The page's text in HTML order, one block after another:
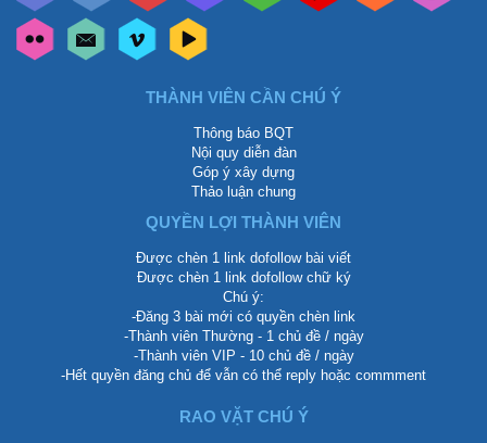
THÀNH VIÊN CẦN CHÚ Ý
Thông báo BQT
Nội quy diễn đàn
Góp ý xây dựng
Thảo luận chung
QUYỀN LỢI THÀNH VIÊN
Được chèn 1 link dofollow bài viết
Được chèn 1 link dofollow chữ ký
Chú ý:
-Đăng 3 bài mới có quyền chèn link
-Thành viên Thường - 1 chủ đề / ngày
-Thành viên VIP - 10 chủ đề / ngày
-Hết quyền đăng chủ để vẫn có thể reply hoặc commment
RAO VẶT CHÚ Ý